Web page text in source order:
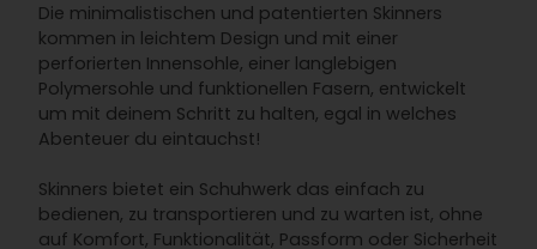
Die minimalistischen und patentierten Skinners
kommen in leichtem Design und mit einer
perforierten Innensohle, einer langlebigen
Polymersohle und funktionellen Fasern, entwickelt
um mit deinem Schritt zu halten, egal in welches
Abenteuer du eintauchst!
Skinners bietet ein Schuhwerk das einfach zu
bedienen, zu transportieren und zu warten ist, ohne
auf Komfort, Funktionalität, Passform oder Sicherheit